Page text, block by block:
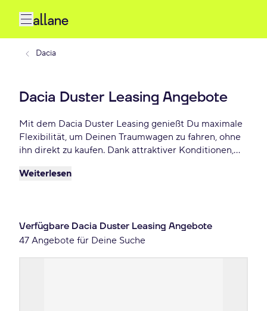
Dacia
Dacia Duster Leasing Angebote
Mit dem Dacia Duster Leasing genießt Du maximale
Flexibilität, um Deinen Traumwagen zu fahren, ohne
ihn direkt zu kaufen. Dank attraktiver Konditionen,
Raten bietet Dacia Duster Leasing eine praktische
Weiterlesen
Verfügbare Dacia Duster Leasing Angebote
47 Angebote für Deine Suche